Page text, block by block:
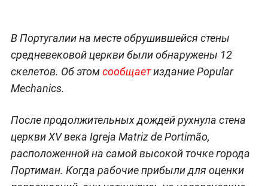
В Португалии на месте обрушившейся стены
средневековой церкви были обнаружены 12
скелетов. Об этомсообщаетиздание Popular
Mechanics.
После продолжительных дождей рухнула стена
церкви XV века Igreja Matriz de Portimão,
расположенной на самой высокой точке города
Портиман. Когда рабочие прибыли для оценки